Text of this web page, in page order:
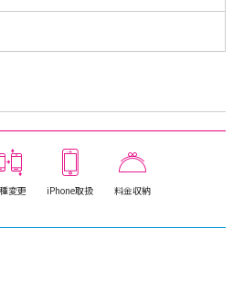
変更 iPhone取扱 料金収納